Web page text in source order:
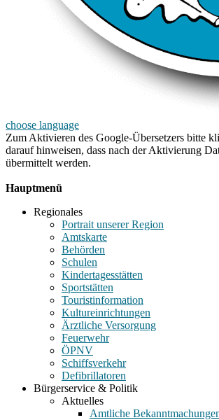
choose language
Zum Aktivieren des Google-Übersetzers bitte
darauf hinweisen, dass nach der Aktivierung
übermittelt werden.
Hauptmenü
Regionales
Portrait unserer Region
Amtskarte
Behörden
Schulen
Kindertagesstätten
Sportstätten
Touristinformation
Kultureinrichtungen
Ärztliche Versorgung
Feuerwehr
ÖPNV
Schiffsverkehr
Defibrillatoren
Bürgerservice & Politik
Aktuelles
Amtliche